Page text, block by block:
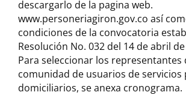
descargarlo de la pagina web.
www.personeriagiron.gov.co así
condiciones de la convocatoria
Resolución No. 032 del 14 de abril de
Para seleccionar los representantes
comunidad de usuarios de servicios
domiciliarios, se anexa cronograma.